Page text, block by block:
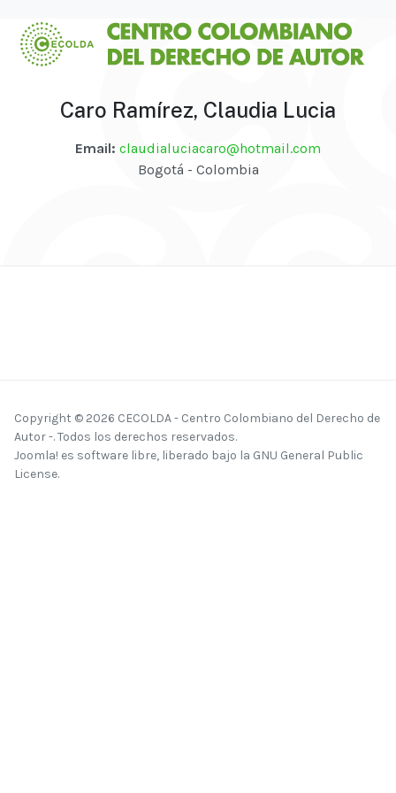
Caro Ramírez, Claudia Lucia
Email: claudialuciacaro@hotmail.com
Bogotá - Colombia
Copyright © 2026 CECOLDA - Centro Colombiano del Derecho de
Autor -. Todos los derechos reservados.
Joomla! es software libre, liberado bajo la GNU General Public
License.